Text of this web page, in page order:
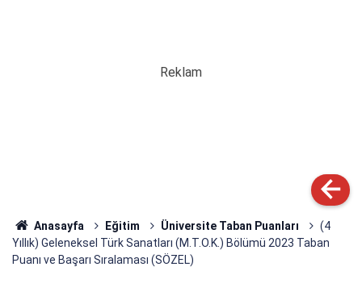
Anasayfa Eğitim Üniversite Taban Puanları
(4
Yıllık) Geleneksel Türk Sanatları (M.T.O.K.) Bölümü 2023 Taban
Puanı ve Başarı Sıralaması (SÖZEL)